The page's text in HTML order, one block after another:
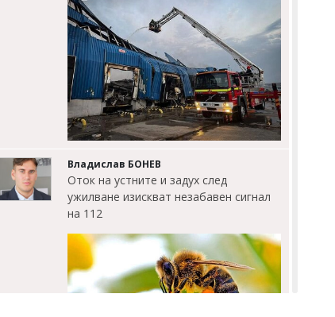
Владислав БОНЕВ
Оток на устните и задух след
ужилване изискват незабавен сигнал
на 112